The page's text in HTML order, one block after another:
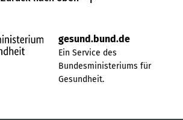
gesund.bund.de
Ein Service des
Bundesministeriums für
Gesundheit.